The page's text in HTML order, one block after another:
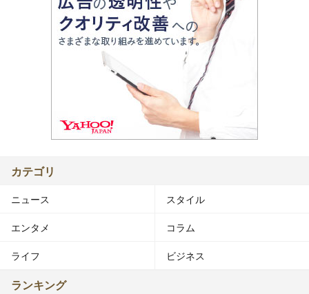
カテゴリ
ニュース スタイル
エンタメ コラム
ライフ ビジネス
ランキング